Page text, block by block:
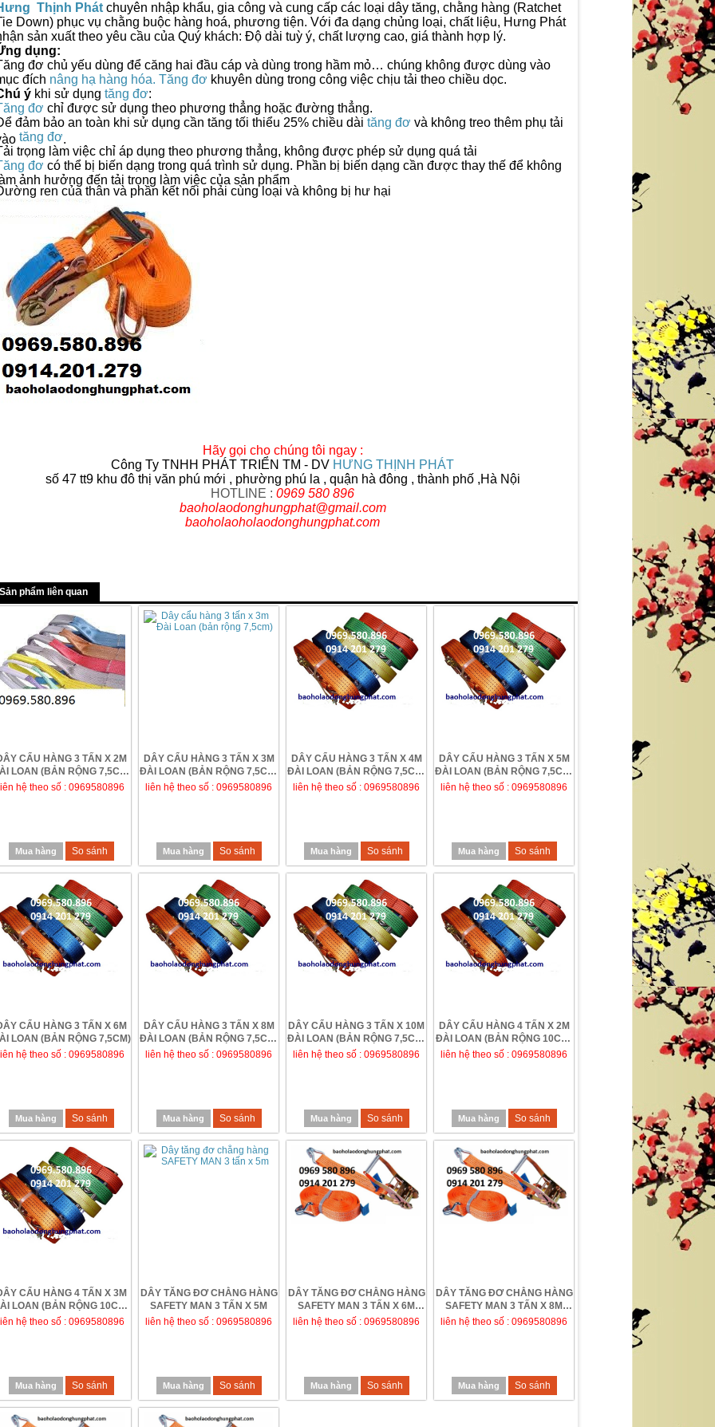
Thịnh Phát chuyên nhập khẩu, gia công và cung cấp các loại dây tăng, chằng hàng (Ratchet
Down) phục vụ chằng buộc hàng hoá, phương tiện. Với đa dạng chủng loại, chất liệu, Hưng Phát
sản xuất theo yêu cầu của Quý khách: Độ dài tuỳ ý, chất lượng cao, giá thành hợp lý.
dụng:
đơ chủ yếu dùng để căng hai đầu cáp và dùng trong hầm mỏ… chúng không được dùng vào
đích nâng hạ hàng hóa. Tăng đơ khuyên dùng trong công việc chịu tải theo chiều dọc.
ý khi sử dụng tăng đơ:
đơ chỉ được sử dụng theo phương thẳng hoặc đường thẳng.
đảm bảo an toàn khi sử dụng cần tăng tối thiểu 25% chiều dài tăng đơ và không treo thêm phụ tải
tăng đơ
trọng làm việc chỉ áp dụng theo phương thẳng, không được phép sử dụng quá tải
đơ có thể bị biến dạng trong quá trình sử dụng. Phần bị biến dạng cần được thay thế để không
ảnh hưởng đến tải trọng làm việc của sản phẩm
ren của thân và phần kết nối phải cùng loại và không bị hư hại
Hãy gọi cho chúng tôi ngay :
Công Ty TNHH PHÁT TRIỂN TM - DV HƯNG THỊNH PHÁT
số 47 tt9 khu đô thị văn phú mới , phường phú la , quận hà đông , thành phố ,Hà Nội
HOTLINE : 0969 580 896
baoholaodonghungphat@gmail.com
baoholaoholaodonghungphat.com
Sản phẩm liên quan
CẨU HÀNG 3 TẤN X 2M
LOAN (BẢN RỘNG 7,5CM)
GIÁ RẺ TẠI ...
hệ theo số : 0969580896
Mua hàng So sánh
DÂY CẨU HÀNG 3 TẤN X 3M
ĐÀI LOAN (BẢN RỘNG 7,5CM)
liên hệ theo số : 0969580896
Mua hàng So sánh
DÂY CẨU HÀNG 3 TẤN X 4M
ĐÀI LOAN (BẢN RỘNG 7,5CM)
liên hệ theo số : 0969580896
Mua hàng So sánh
DÂY CẨU HÀNG 3 TẤN X 5M
ĐÀI LOAN (BẢN RỘNG 7,5CM)
liên hệ theo số : 0969580896
Mua hàng So sánh
CẨU HÀNG 3 TẤN X 6M
LOAN (BẢN RỘNG 7,5CM)
hệ theo số : 0969580896
Mua hàng So sánh
DÂY CẨU HÀNG 3 TẤN X 8M
ĐÀI LOAN (BẢN RỘNG 7,5CM)
- GIÁ RẺ TẠ...
liên hệ theo số : 0969580896
Mua hàng So sánh
DÂY CẨU HÀNG 3 TẤN X 10M
ĐÀI LOAN (BẢN RỘNG 7,5CM)
liên hệ theo số : 0969580896
Mua hàng So sánh
DÂY CẨU HÀNG 4 TẤN X 2M
ĐÀI LOAN (BẢN RỘNG 10CM)
GIÁ RẺ TẠI H...
liên hệ theo số : 0969580896
Mua hàng So sánh
CẨU HÀNG 4 TẤN X 3M
LOAN (BẢN RỘNG 10CM)
GIÁ RẺ TẠI H...
hệ theo số : 0969580896
Mua hàng So sánh
DÂY TĂNG ĐƠ CHẰNG HÀNG
SAFETY MAN 3 TẤN X 5M
liên hệ theo số : 0969580896
Mua hàng So sánh
DÂY TĂNG ĐƠ CHẰNG HÀNG
SAFETY MAN 3 TẤN X 6M
liên hệ theo số : 0969580896
Mua hàng So sánh
DÂY TĂNG ĐƠ CHẰNG HÀNG
SAFETY MAN 3 TẤN X 8M
liên hệ theo số : 0969580896
Mua hàng So sánh
GIẢM TỐC BẰNG THÉP ĐÚC
liên hệ theo số : 0969580896
Mua hàng So sánh
CÔNG BÁO HIỆU
liên hệ theo số : 0969580896
So sánh
56 CM - XUẤT XỨ TRUNG QUỐC
liên hệ theo số : 0969580896
Mua hàng So sánh
GĂNG TAY CÁCH ĐIỆN 35 KV
PHÁP
liên hệ theo số : 0969580896
So sánh